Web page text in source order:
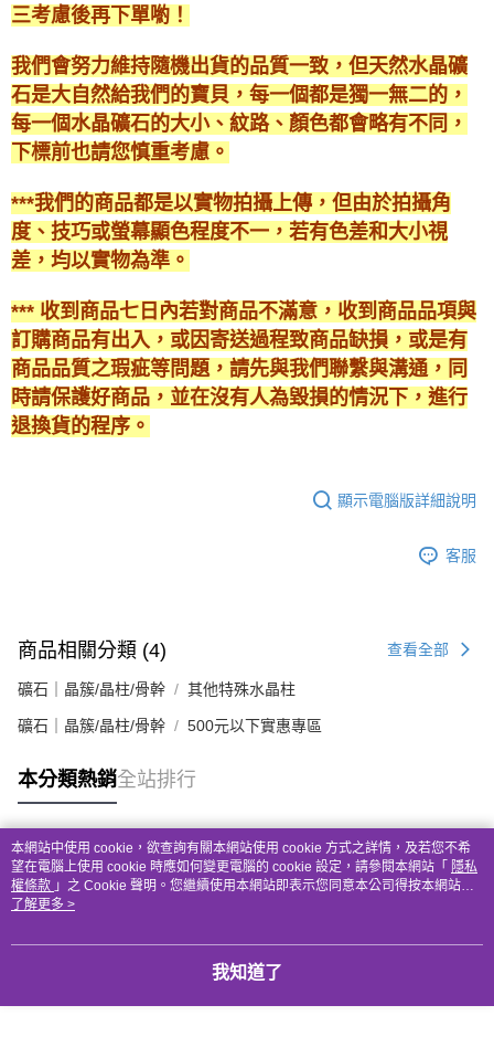
三考慮後再下單喲！
我們會努力維持隨機出貨的品質一致，但天然水晶礦
石是大自然給我們的寶貝，每一個都是獨一無二的，
每一個水晶礦石的大小、紋路、顏色都會略有不同，
下標前也請您慎重考慮。
***我們的商品都是以實物拍攝上傳，但由於拍攝角
度、技巧或螢幕顯色程度不一，若有色差和大小視
差，均以實物為準。
*** 收到商品七日內若對商品不滿意，收到商品品項與
訂購商品有出入，或因寄送過程致商品缺損，或是有
商品品質之瑕疵等問題，請先與我們聯繫與溝通，同
時請保護好商品，並在沒有人為毀損的情況下，進行
退換貨的程序。
顯示電腦版詳細說明
客服
商品相關分類 (4) 查看全部
礦石｜晶簇/晶柱/骨幹 其他特殊水晶柱
礦石｜晶簇/晶柱/骨幹 500元以下實惠專區
本分類熱銷全站排行
熱門標籤
本網站中使用 cookie，欲查詢有關本網站使用 cookie 方式之詳情，及若您不希
望在電腦上使用 cookie 時應如何變更電腦的 cookie 設定，請參閱本網站「 隱私
權條款 」之 Cookie 聲明。您繼續使用本網站即表示您同意本公司得按本網站使
用條款之 Cookie 聲明使用 cookie。
了解更多 >
我知道了